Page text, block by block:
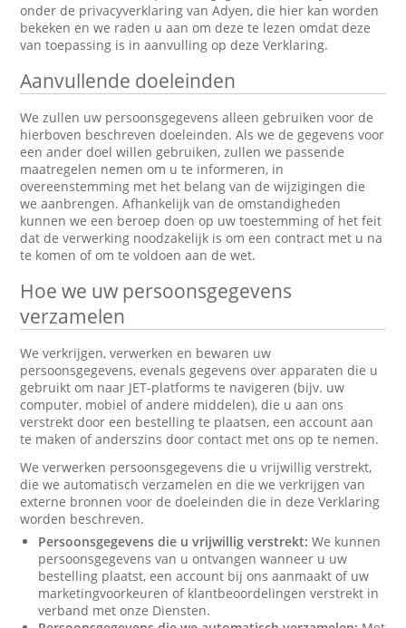
onder de privacyverklaring van Adyen, die hier kan worden
bekeken en we raden u aan om deze te lezen omdat deze
van toepassing is in aanvulling op deze Verklaring.
Aanvullende doeleinden
We zullen uw persoonsgegevens alleen gebruiken voor de
hierboven beschreven doeleinden. Als we de gegevens voor
een ander doel willen gebruiken, zullen we passende
maatregelen nemen om u te informeren, in
overeenstemming met het belang van de wijzigingen die
we aanbrengen. Afhankelijk van de omstandigheden
kunnen we een beroep doen op uw toestemming of het feit
dat de verwerking noodzakelijk is om een contract met u na
te komen of om te voldoen aan de wet.
Hoe we uw persoonsgegevens
verzamelen
We verkrijgen, verwerken en bewaren uw
persoonsgegevens, evenals gegevens over apparaten die u
gebruikt om naar JET-platforms te navigeren (bijv. uw
computer, mobiel of andere middelen), die u aan ons
verstrekt door een bestelling te plaatsen, een account aan
te maken of anderszins door contact met ons op te nemen.
We verwerken persoonsgegevens die u vrijwillig verstrekt,
die we automatisch verzamelen en die we verkrijgen van
externe bronnen voor de doeleinden die in deze Verklaring
worden beschreven.
Persoonsgegevens die u vrijwillig verstrekt: We kunnen
persoonsgegevens van u ontvangen wanneer u uw
bestelling plaatst, een account bij ons aanmaakt of uw
marketingvoorkeuren of klantbeoordelingen verstrekt in
verband met onze Diensten.